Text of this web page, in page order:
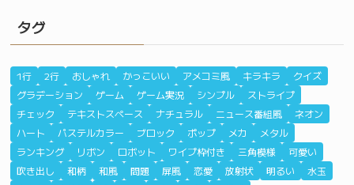
タグ
1行 2行 おしゃれ かっこいい アメコミ風 キラキラ
クイズ
グラデーション
ゲーム ゲーム実況 シンプル
ストライプ
チェック
テキストスペース ナチュラル ニュース番組風
ネオン
ハート
パステルカラー ブロック ポップ メカ
メタル
ランキング
リボン ロボット ワイプ枠付き 三角模様
可愛い
吹き出し
和柄 和風 問題 屏風 恋愛 放射状 明るい
水玉